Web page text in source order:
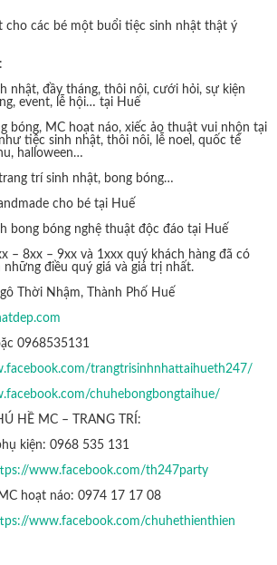
cho các bé một buổi tiệc sinh nhật thật ý
nhật, đầy tháng, thôi nôi, cưới hỏi, sự kiện
event, lễ hội… tại Huế
bóng, MC hoạt náo, xiếc ảo thuật vui nhộn tại
tiệc sinh nhật, thôi nôi, lễ noel, quốc tế
halloween…
trí sinh nhật, bong bóng…
cho bé tại Huế
bong bóng nghệ thuật độc đáo tại Huế
– 8xx – 9xx và 1xxx quý khách hàng đã có
điều quý giá và giá trị nhất.
Thời Nhậm, Thành Phố Huế
0968535131
trangtrisinhnhattaihueth247/
chuhebongbongtaihue/
HỀ MC – TRANG TRÍ:
kiện: 0968 535 131
www.facebook.com/th247party
hoạt náo: 0974 17 17 08
www.facebook.com/chuhethienthien